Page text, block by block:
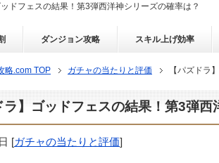
ッドフェスの結果！第3弾西洋神シリーズの確率は？
ダンジョン攻略 スキル上げ効率
略.com TOP ガチャの当たりと評価 【パズドラ
ラ】ゴッドフェスの結果！第3弾西
[ガチャの当たりと評価]